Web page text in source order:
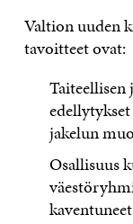
Valtion uuden
tavoitteet ovat:
jakelun
Osallisuus